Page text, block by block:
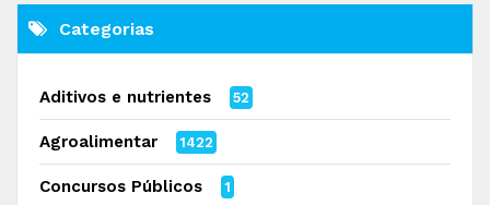
Categorias
Aditivos e nutrientes 52
Agroalimentar 1422
Concursos Públicos 1